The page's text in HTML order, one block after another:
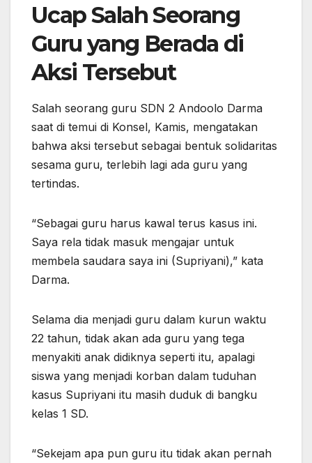
Ucap Salah Seorang
Guru yang Berada di
Aksi Tersebut
Salah seorang guru SDN 2 Andoolo Darma
saat di temui di Konsel, Kamis, mengatakan
bahwa aksi tersebut sebagai bentuk solidaritas
sesama guru, terlebih lagi ada guru yang
tertindas.
“Sebagai guru harus kawal terus kasus ini.
Saya rela tidak masuk mengajar untuk
membela saudara saya ini (Supriyani),” kata
Darma.
Selama dia menjadi guru dalam kurun waktu
22 tahun, tidak akan ada guru yang tega
menyakiti anak didiknya seperti itu, apalagi
siswa yang menjadi korban dalam tuduhan
kasus Supriyani itu masih duduk di bangku
kelas 1 SD.
“Sekejam apa pun guru itu tidak akan pernah